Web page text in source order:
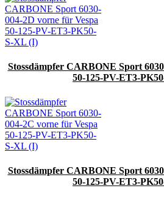
Stossdämpfer CARBONE Sport
50-125-PV-ET3-
Stossdämpfer CARBONE Sport
50-125-PV-ET3-